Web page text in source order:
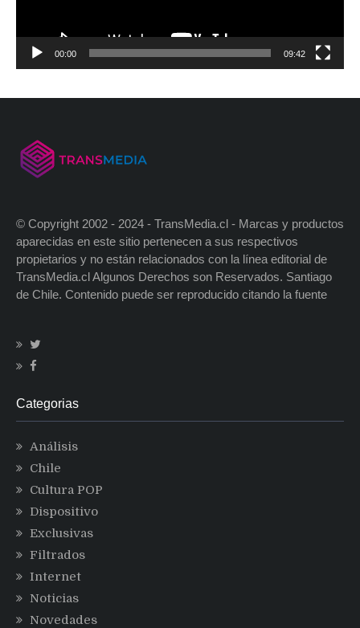
00:00 09:42
© Copyright 2002 - 2024 - TransMedia.cl - Marcas y productos
aparecidas en este sitio pertenecen a sus respectivos
propietarios y no están relacionados con la línea editorial de
TransMedia.cl Algunos Derechos son Reservados. Santiago
de Chile. Contenido puede ser reproducido citando la fuente
Categorias
Análisis
Chile
Cultura POP
Dispositivo
Exclusivas
Filtrados
Internet
Noticias
Novedades